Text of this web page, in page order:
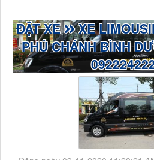
ĐẶT XE XE
PHÚ CHÁNH BÌNH